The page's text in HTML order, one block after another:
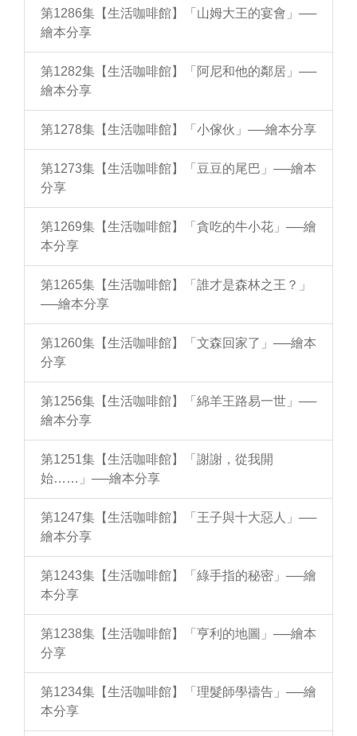
第1286集【生活咖啡館】「山姆大王的宴會」──
繪本分享
第1282集【生活咖啡館】「阿尼和他的鄰居」──
繪本分享
第1278集【生活咖啡館】「小傢伙」──繪本分享
第1273集【生活咖啡館】「豆豆的尾巴」──繪本
分享
第1269集【生活咖啡館】「貪吃的牛小花」──繪
本分享
第1265集【生活咖啡館】「誰才是森林之王？」
──繪本分享
第1260集【生活咖啡館】「文森回家了」──繪本
分享
第1256集【生活咖啡館】「綿羊王路易一世」──
繪本分享
第1251集【生活咖啡館】「謝謝，從我開
始……」──繪本分享
第1247集【生活咖啡館】「王子與十大惡人」──
繪本分享
第1243集【生活咖啡館】「綠手指的秘密」──繪
本分享
第1238集【生活咖啡館】「亨利的地圖」──繪本
分享
第1234集【生活咖啡館】「理髮師學禱告」──繪
本分享